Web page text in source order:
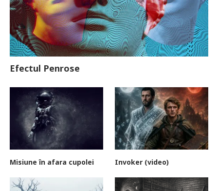
Efectul Penrose
Misiune în afara cupolei Invoker (video)